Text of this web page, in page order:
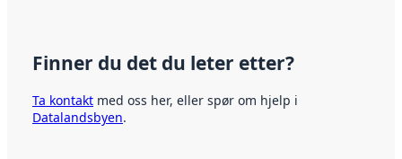
Finner du det du leter etter?
Ta kontakt med oss her, eller spør om hjelp i
Datalandsbyen.